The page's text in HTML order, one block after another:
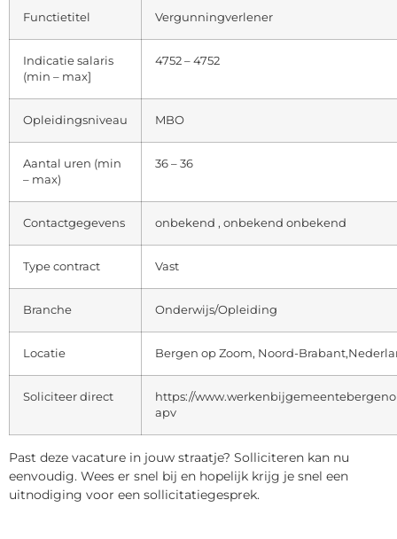
Functietitel Vergunningverlener
Indicatie salaris
(min – max]
4752 – 4752
Opleidingsniveau MBO
Aantal uren (min
– max)
36 – 36
Contactgegevens onbekend , onbekend onbekend
Type contract Vast
Branche Onderwijs/Opleiding
Locatie Bergen op Zoom, Noord-
Soliciteer direct
https://
apv
Past deze vacature in jouw straatje? Solliciteren kan nu
eenvoudig. Wees er snel bij en hopelijk krijg je snel een
uitnodiging voor een sollicitatiegesprek.